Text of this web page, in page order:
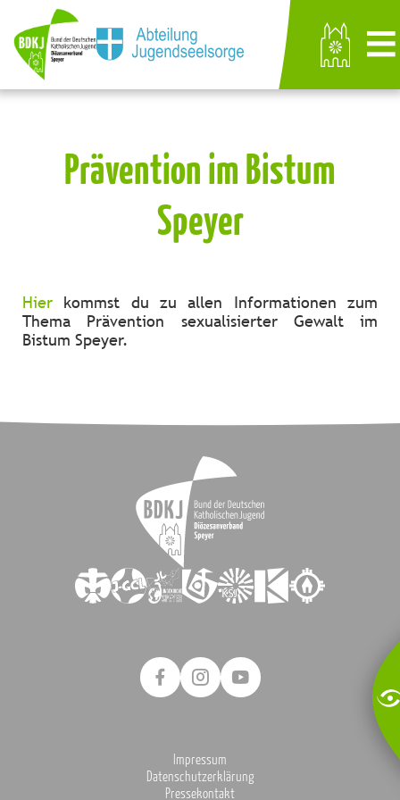
Prävention im Bistum
Speyer
Hier kommst du zu allen Informationen zum
Thema Prävention sexualisierter Gewalt im
Bistum Speyer.
Impressum
Datenschutzerklärung
Pressekontakt